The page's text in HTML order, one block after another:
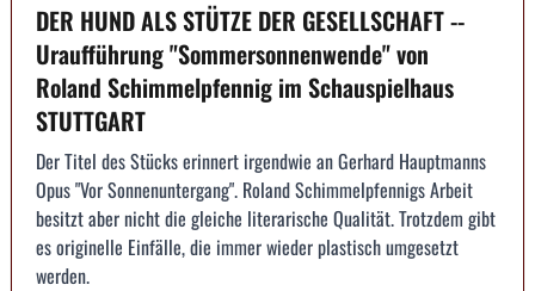
DER HUND ALS STÜTZE DER GESELLSCHAFT --
Uraufführung "Sommersonnenwende" von
Roland Schimmelpfennig im Schauspielhaus
STUTTGART
Der Titel des Stücks erinnert irgendwie an Gerhard Hauptmanns
Opus "Vor Sonnenuntergang". Roland Schimmelpfennigs Arbeit
besitzt aber nicht die gleiche literarische Qualität. Trotzdem gibt
es originelle Einfälle, die immer wieder plastisch umgesetzt
werden.